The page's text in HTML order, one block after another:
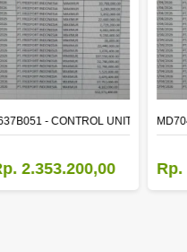
- CONTROL UNIT,TIME &
2.353.200,00 Rp.